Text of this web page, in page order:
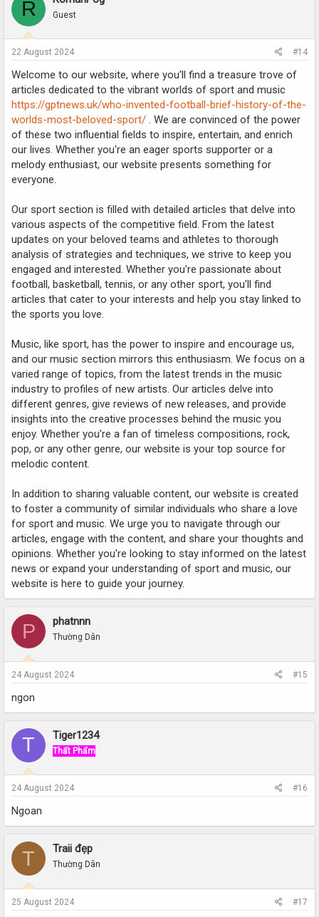
R Guest
22 August 2024 #14
Welcome to our website, where you'll find a treasure trove of
articles dedicated to the vibrant worlds of sport and music
https://gptnews.uk/who-invented-football-brief-history-of-the-
worlds-most-beloved-sport/ . We are convinced of the power
of these two influential fields to inspire, entertain, and enrich
our lives. Whether you're an eager sports supporter or a
melody enthusiast, our website presents something for
everyone.
Our sport section is filled with detailed articles that delve into
various aspects of the competitive field. From the latest
updates on your beloved teams and athletes to thorough
analysis of strategies and techniques, we strive to keep you
engaged and interested. Whether you're passionate about
football, basketball, tennis, or any other sport, you'll find
articles that cater to your interests and help you stay linked to
the sports you love.
Music, like sport, has the power to inspire and encourage us,
and our music section mirrors this enthusiasm. We focus on a
varied range of topics, from the latest trends in the music
industry to profiles of new artists. Our articles delve into
different genres, give reviews of new releases, and provide
insights into the creative processes behind the music you
enjoy. Whether you're a fan of timeless compositions, rock,
pop, or any other genre, our website is your top source for
melodic content.
In addition to sharing valuable content, our website is created
to foster a community of similar individuals who share a love
for sport and music. We urge you to navigate through our
articles, engage with the content, and share your thoughts and
opinions. Whether you're looking to stay informed on the latest
news or expand your understanding of sport and music, our
website is here to guide your journey.
P phatnnn
Thường Dân
24 August 2024 #15
ngon
T Tiger1234
Thất Phẩm
24 August 2024 #16
Ngoan
T Traii đẹp
Thường Dân
25 August 2024 #17